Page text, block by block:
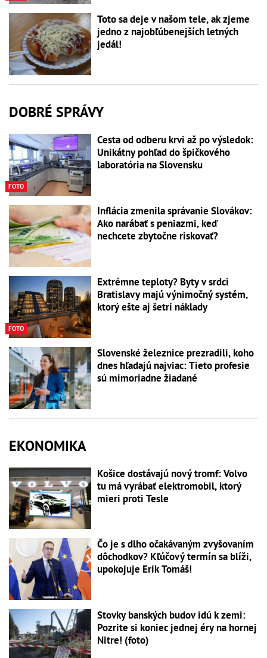
Toto sa deje v našom tele, ak zjeme
jedno z najobľúbenejších letných
jedál!
DOBRÉ SPRÁVY
FOTO
Cesta od odberu krvi až po výsledok:
Unikátny pohľad do špičkového
laboratória na Slovensku
Inflácia zmenila správanie Slovákov:
Ako narábať s peniazmi, keď
nechcete zbytočne riskovať?
FOTO
Extrémne teploty? Byty v srdci
Bratislavy majú výnimočný systém,
ktorý ešte aj šetrí náklady
Slovenské železnice prezradili, koho
dnes hľadajú najviac: Tieto profesie
sú mimoriadne žiadané
EKONOMIKA
Košice dostávajú nový tromf: Volvo
tu má vyrábať elektromobil, ktorý
mieri proti Tesle
Čo je s dlho očakávaným zvyšovaním
dôchodkov? Kľúčový termín sa blíži,
upokojuje Erik Tomáš!
Stovky banských budov idú k zemi:
Pozrite si koniec jednej éry na hornej
Nitre! (foto)